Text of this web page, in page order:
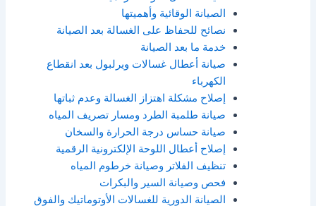
الصيانة الوقائية وأهميتها
نصائح للحفاظ على الغسالة بعد الصيانة
خدمة ما بعد الصيانة
صيانة أعطال غسالات ويرلبول بعد انقطاع
الكهرباء
إصلاح مشكلة اهتزاز الغسالة وعدم ثباتها
صيانة طلمبة الطرد ومسار تصريف المياه
صيانة حساس درجة الحرارة والسخان
إصلاح أعطال اللوحة الإلكترونية الرقمية
تنظيف الفلاتر وصيانة خرطوم المياه
فحص وصيانة السير والبكرات
الصيانة الدورية للغسالات الأوتوماتيك والفوق